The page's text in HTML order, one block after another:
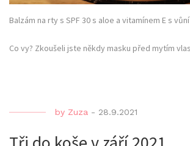
Balzám na rty s SPF 30 s aloe a vitamínem E s
Co vy? Zkoušeli jste někdy masku před mytím
by Zuza - 28.9.2021